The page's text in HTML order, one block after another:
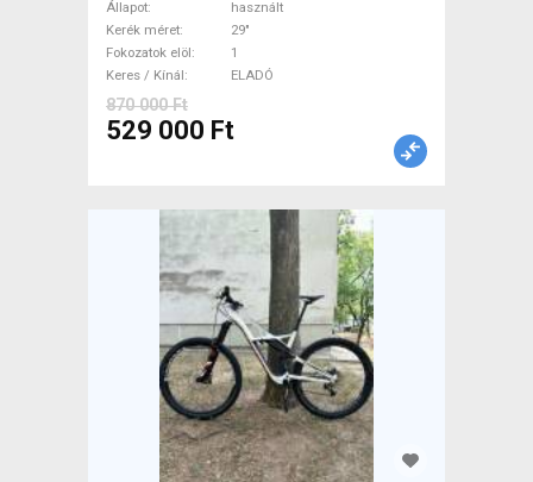
EAGLE Mountain Bike 29" elöl
teleszkópos használt ELADÓ
Állapot
használt
Kerék méret
29"
Fokozatok elöl
1
Keres / Kínál
ELADÓ
870 000 Ft
529 000 Ft